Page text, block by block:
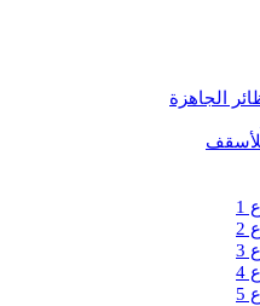
الجاهزة